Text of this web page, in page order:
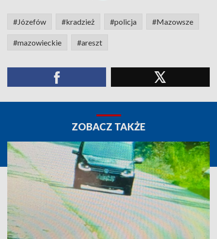
#Józefów #kradzież #policja #Mazowsze
#mazowieckie #areszt
ZOBACZ TAKŻE